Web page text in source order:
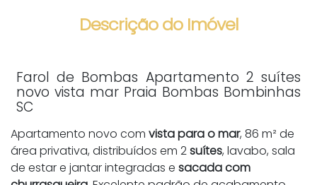
Descrição do Imóvel
Farol de Bombas Apartamento 2 suítes
novo vista mar Praia Bombas Bombinhas
SC
Apartamento novo com vista para o mar, 86 m² de
área privativa, distribuídos em 2suítes, lavabo, sala
de estar e jantar integradas e sacada com